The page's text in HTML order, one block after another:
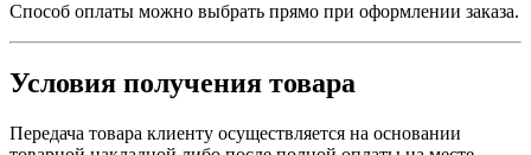
Способ оплаты можно выбрать прямо при оформлении заказа.
Условия получения товара
Передача товара клиенту осуществляется на основании